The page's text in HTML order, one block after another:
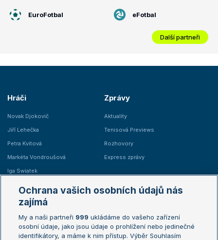
EuroFotbal eFotbal
Další partneři
Hráči
Novak Djokovič
Jiří Lehečka
Petra Kvitová
Markéta Vondroušová
Iga Swiatek
Zprávy
Aktuality
Tenisová Previews
Rozhovory
Express zprávy
Žebříčky
Žebříček ATP (muži)
Žebříček WTA (ženy)
Australian Open
French Open
Ochrana vašich osobních údajů nás
zajímá
My a naši partneři 999 ukládáme do vašeho zařízení
osobní údaje, jako jsou údaje o prohlížení nebo jedinečné
identifikátory, a máme k nim přístup. Výběr Souhlasím